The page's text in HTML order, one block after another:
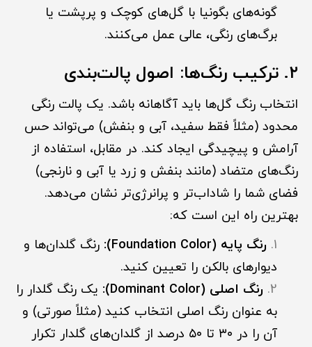
گونه‌های بگونیا با گل‌های کوچک و پرپشت یا
برگ‌های رنگی، عالی عمل می‌کنند.
۲. ترکیب رنگ‌ها: اصول پالت‌بندی
انتخاب رنگ گل‌ها باید آگاهانه باشد. یک پالت رنگی
محدود (مثلاً فقط سفید، آبی و بنفش) می‌تواند حس
آرامش و پیچیدگی ایجاد کند. در مقابل، استفاده از
رنگ‌های متضاد (مانند بنفش و زرد یا آبی و نارنجی)
فضای شما را شاداب‌تر و پرانرژی‌تر نشان می‌دهد.
بهترین راه این است که:
رنگ پایه (Foundation Color):
رنگ گلدان‌ها و
دیوارهای بالکن را تعیین کنید.
رنگ اصلی (Dominant Color):
یک رنگ گلدار را
به عنوان رنگ اصلی انتخاب کنید (مثلاً صورتی) و
آن را در ۳۰ تا ۵۰ درصد از گلدان‌های گلدار تکرار